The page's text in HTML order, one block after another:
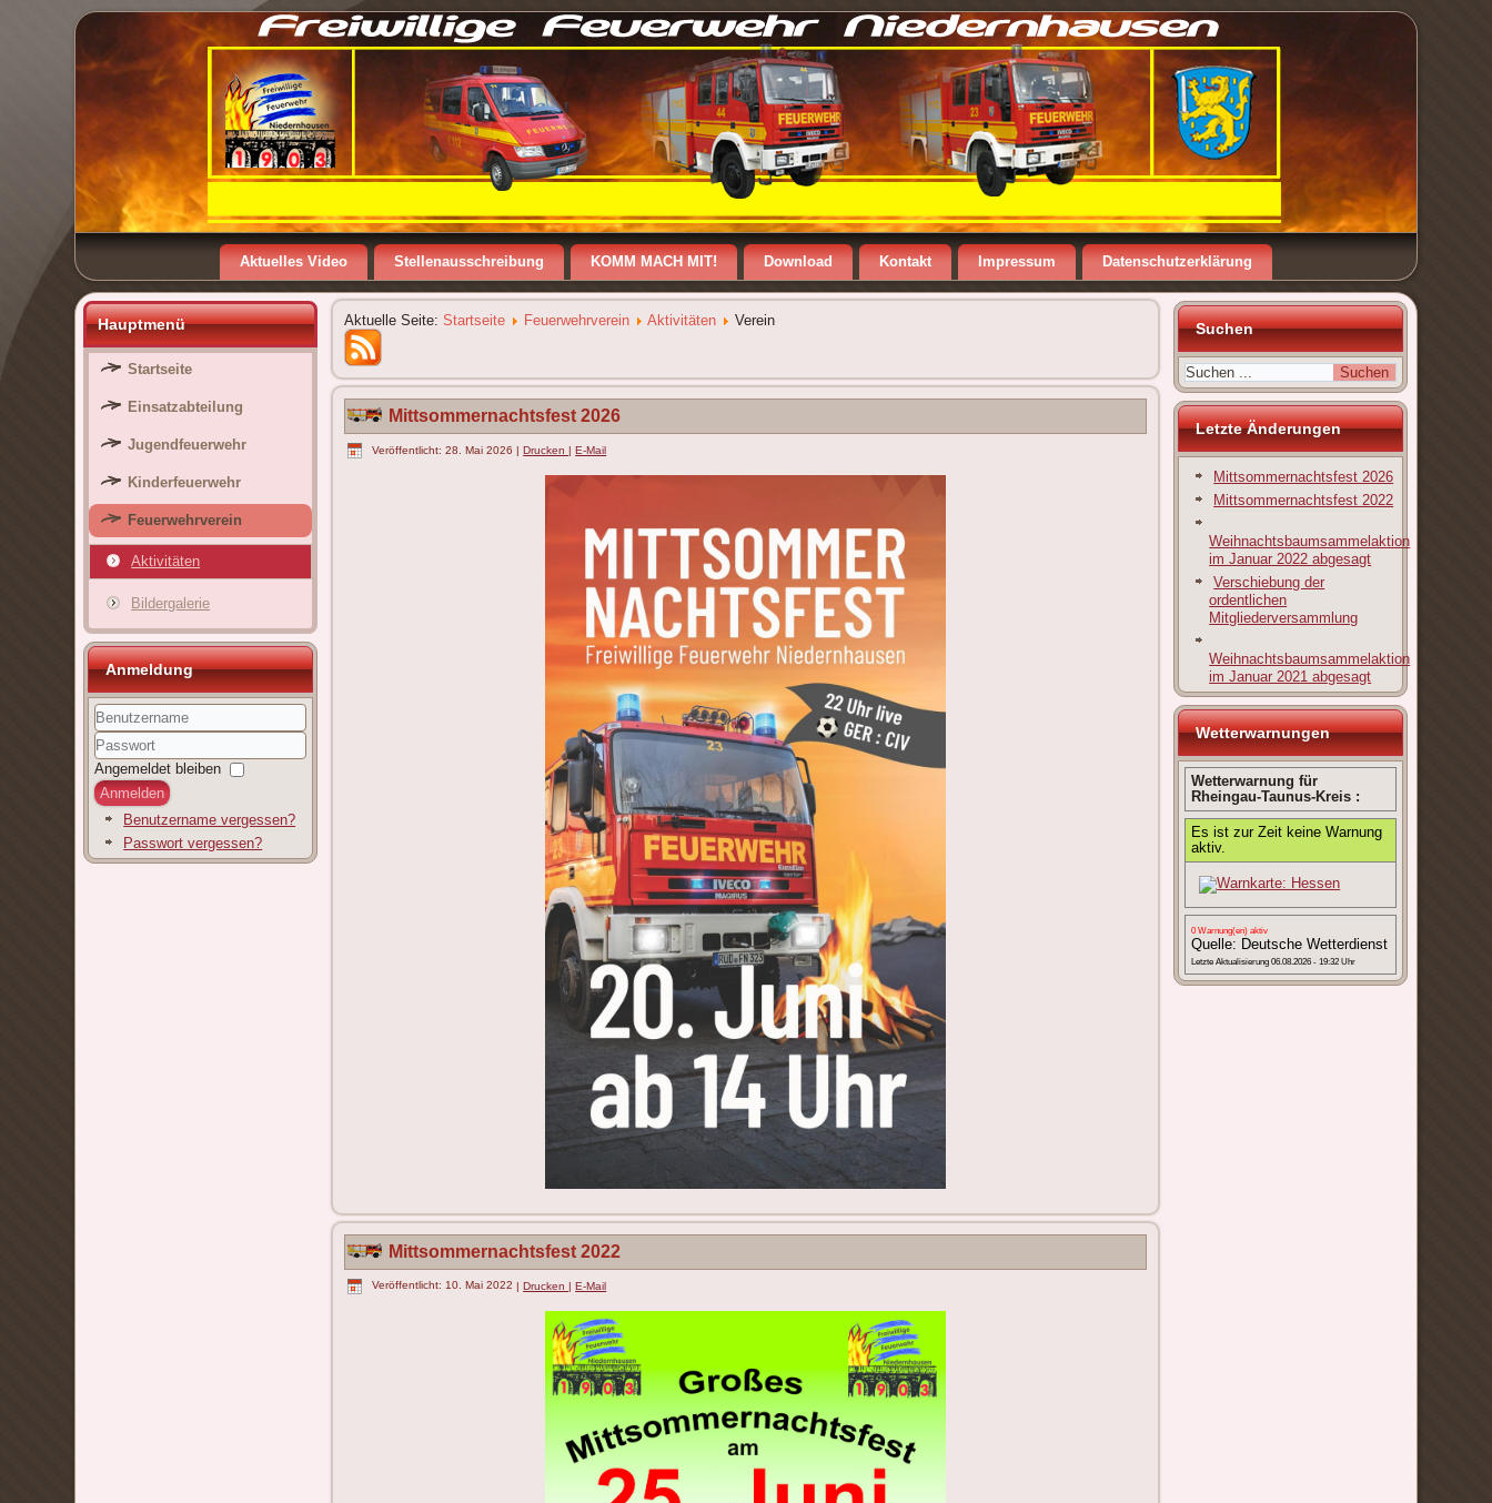
Aktuelles Video Stellenausschreibung KOMM MACH MIT! Download Kontakt Impressum Datenschutzerklärung
Hauptmenü
Startseite
Einsatzabteilung
Jugendfeuerwehr
Kinderfeuerwehr
Feuerwehrverein
Aktivitäten
Bildergalerie
Anmeldung
Benutzername
Passwort
Angemeldet bleiben
Anmelden
Benutzername vergessen?
Passwort vergessen?
Aktuelle Seite:Startseite Feuerwehrverein Aktivitäten Verein
Mittsommernachtsfest 2026
Veröffentlicht: 28. Mai 2026 |Drucken|E-Mail
Mittsommernachtsfest 2022
Veröffentlicht: 10. Mai 2022 |Drucken|E-Mail
Suchen
Letzte Änderungen
Mittsommernachtsfest 2026
Mittsommernachtsfest 2022
Weihnachtsbaumsammelaktion
im Januar 2022 abgesagt
Verschiebung der
ordentlichen
Mitgliederversammlung
Weihnachtsbaumsammelaktion
im Januar 2021 abgesagt
Wetterwarnungen
Wetterwarnung für
Rheingau-Taunus-Kreis :
Es ist zur Zeit keine Warnung
aktiv.
0 Warnung(en) aktiv
Quelle: Deutsche Wetterdienst
Letzte Aktualisierung 06.08.2026 - 19:32 Uhr